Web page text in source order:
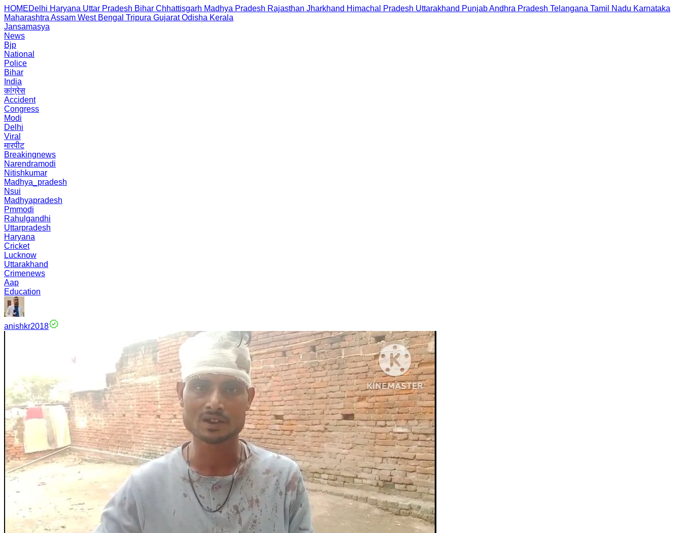
HOMEDelhi Haryana Uttar Pradesh Bihar Chhattisgarh Madhya Pradesh Rajasthan Jharkhand Himachal Pradesh Uttarakhand PunjabAndhra Pradesh Telangana Tamil Nadu Karnataka
Maharashtra Assam West Bengal Tripura Gujarat Odisha Kerala
Jansamasya
News
Bjp
National
Police
Bihar
India
कांग्रेस
Accident
Congress
Modi
Delhi
Viral
मारपीट
Breakingnews
Narendramodi
Nitishkumar
Madhya_pradesh
Nsui
Madhyapradesh
Pmmodi
Rahulgandhi
Uttarpradesh
Haryana
Cricket
Lucknow
Uttarakhand
Crimenews
Aap
Education
anishkr2018